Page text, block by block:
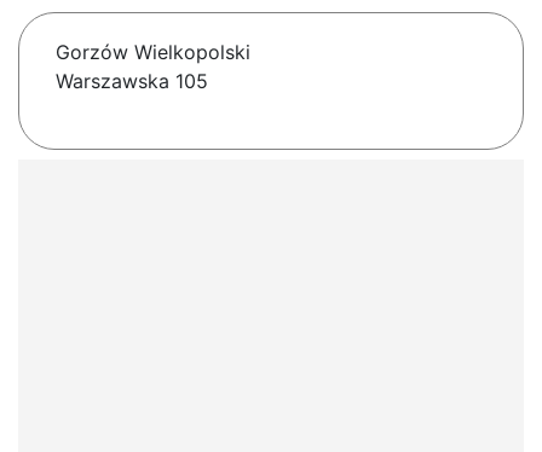
Gorzów Wielkopolski
Warszawska 105